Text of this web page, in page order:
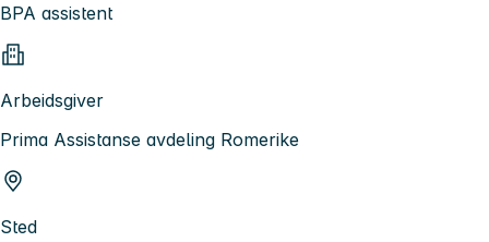
BPA assistent
Arbeidsgiver
Prima Assistanse avdeling Romerike
Sted